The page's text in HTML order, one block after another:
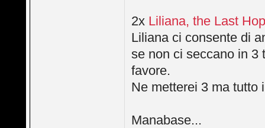
2x Liliana, the Last
Liliana ci consente di
se non ci seccano in 3
favore.
Ne metterei 3 ma tutto
Manabase...